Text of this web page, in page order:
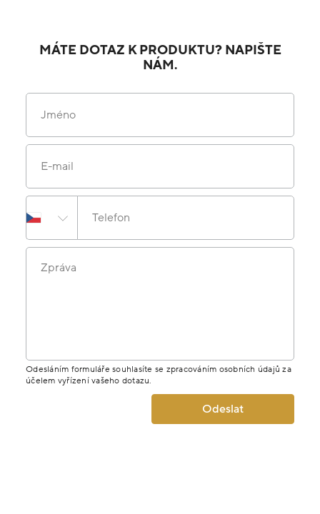
MÁTE DOTAZ K PRODUKTU? NAPIŠTE
NÁM.
Jméno
E-mail
Telefon
Zpráva
Odesláním formuláře souhlasíte se zpracováním osobních údajů za
účelem vyřízení vašeho dotazu.
Odeslat